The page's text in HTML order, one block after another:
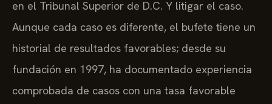
en el Tribunal Superior de D.C. Y litigar el caso.
Aunque cada caso es diferente, el bufete tiene un
historial de resultados favorables; desde su
fundación en 1997, ha documentado experiencia
comprobada de casos con una tasa favorable